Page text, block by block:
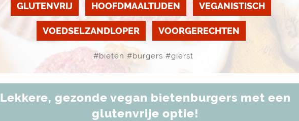
GLUTENVRIJ HOOFDMAALTIJDEN VEGANISTISCH
VOEDSELZANDLOPER VOORGERECHTEN
#bieten #burgers #gierst
Lekkere, gezonde vegan bietenburgers met een
glutenvrije optie!